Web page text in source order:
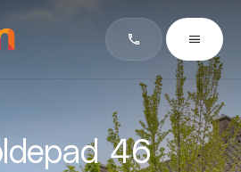
46